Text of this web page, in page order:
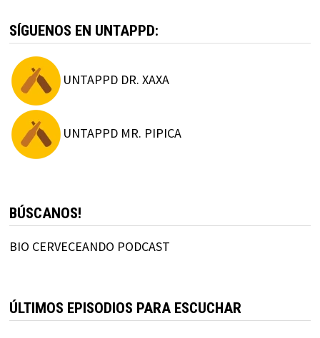
SÍGUENOS EN UNTAPPD:
UNTAPPD DR. XAXA
UNTAPPD MR. PIPICA
BÚSCANOS!
BIO CERVECEANDO PODCAST
ÚLTIMOS EPISODIOS PARA ESCUCHAR